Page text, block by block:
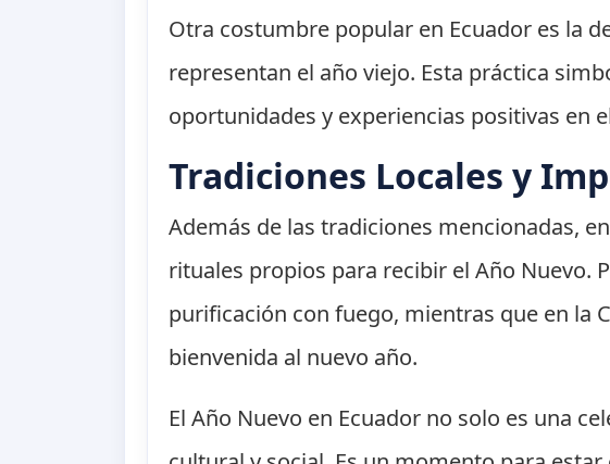
Otra costumbre popular en Ecuador es la
representan el año viejo. Esta práctica
oportunidades y experiencias positivas en
Tradiciones Locales y
Además de las tradiciones mencionadas,
rituales propios para recibir el Año Nuevo.
purificación con fuego, mientras que en la
bienvenida al nuevo año.
El Año Nuevo en Ecuador no solo es una